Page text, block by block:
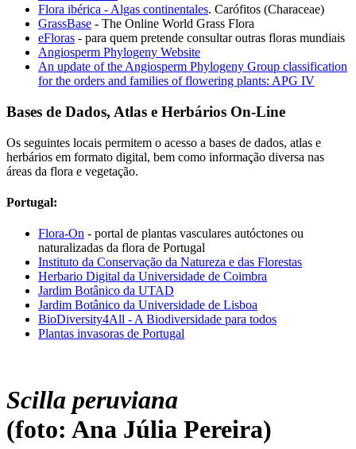
Flora ibérica - Algas continentales. Carófitos (Characeae)
GrassBase - The Online World Grass Flora
eFloras - para quem pretende consultar outras floras mundiais
Angiosperm Phylogeny Website
An update of the Angiosperm Phylogeny Group classification
for the orders and families of flowering plants: APG IV
Bases de Dados, Atlas e Herbários On-Line
Os seguintes locais permitem o acesso a bases de dados, atlas e
herbários em formato digital, bem como informação diversa nas
áreas da flora e vegetação.
Portugal:
Flora-On - portal de plantas vasculares autóctones ou
naturalizadas da flora de Portugal
Instituto da Conservação da Natureza e das Florestas
Herbario Digital da Universidade de Coimbra
Jardim Botânico da UTAD
Jardim Botânico da Universidade de Lisboa
BioDiversity4All - A Biodiversidade para todos
Plantas invasoras de Portugal
Scilla peruviana
(foto: Ana Júlia Pereira)